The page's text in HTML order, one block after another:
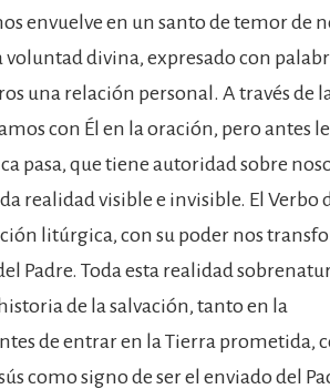
envuelve en un santo de temor de
divina, expresado con
una relación personal. A través de
con Él en la oración, pero antes le
pasa, que tiene autoridad sobre
realidad visible e invisible. El Verbo
litúrgica, con su poder nos
Padre. Toda esta realidad
de la salvación, tanto en la
de entrar en la Tierra prometida,
como signo de ser el enviado del